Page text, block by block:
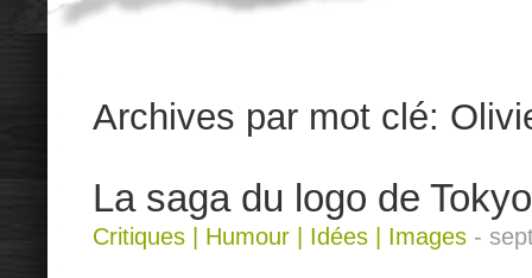
Archives par mot clé:
La saga du logo de
Critiques Humour Idées Images -